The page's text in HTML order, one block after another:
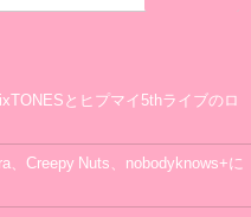
とヒプマイ5thライブのロ
、Creepy Nuts、nobodyknows+に